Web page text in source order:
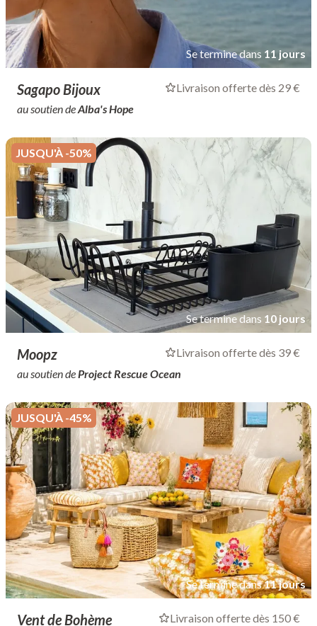
Se termine dans 11 jours
Sagapo Bijoux
Livraison offerte dès 29 €
au soutien deAlba's Hope
JUSQU'À -50%
Se termine dans 10 jours
Moopz
Livraison offerte dès 39 €
au soutien deProject Rescue Ocean
JUSQU'À -45%
Se termine dans11 jours
Vent de Bohème Livraison offerte dès 150 €